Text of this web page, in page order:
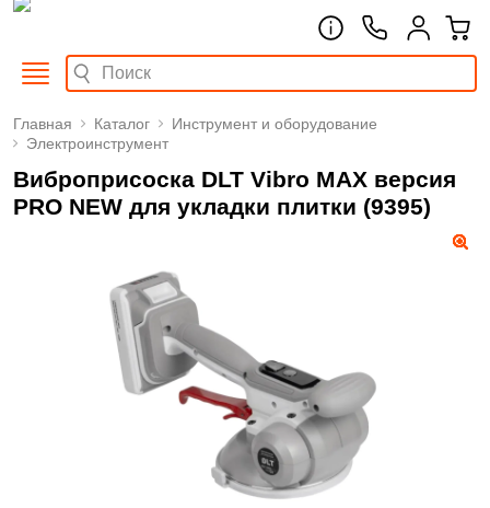
Главная Каталог
Инструмент и оборудование
Электроинструмент
Виброприсоска DLT Vibro MAX версия
PRO NEW для укладки плитки (9395)